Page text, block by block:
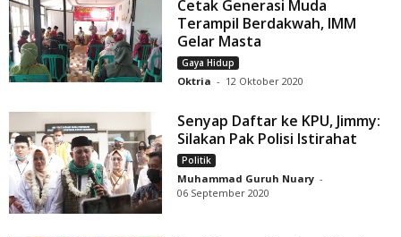
Cetak Generasi Muda
Terampil Berdakwah, IMM
Gelar Masta
Gaya Hidup
Oktria - 12 Oktober 2020
Senyap Daftar ke KPU, Jimmy:
Silakan Pak Polisi Istirahat
Politik
Muhammad Guruh Nuary -
06 September 2020